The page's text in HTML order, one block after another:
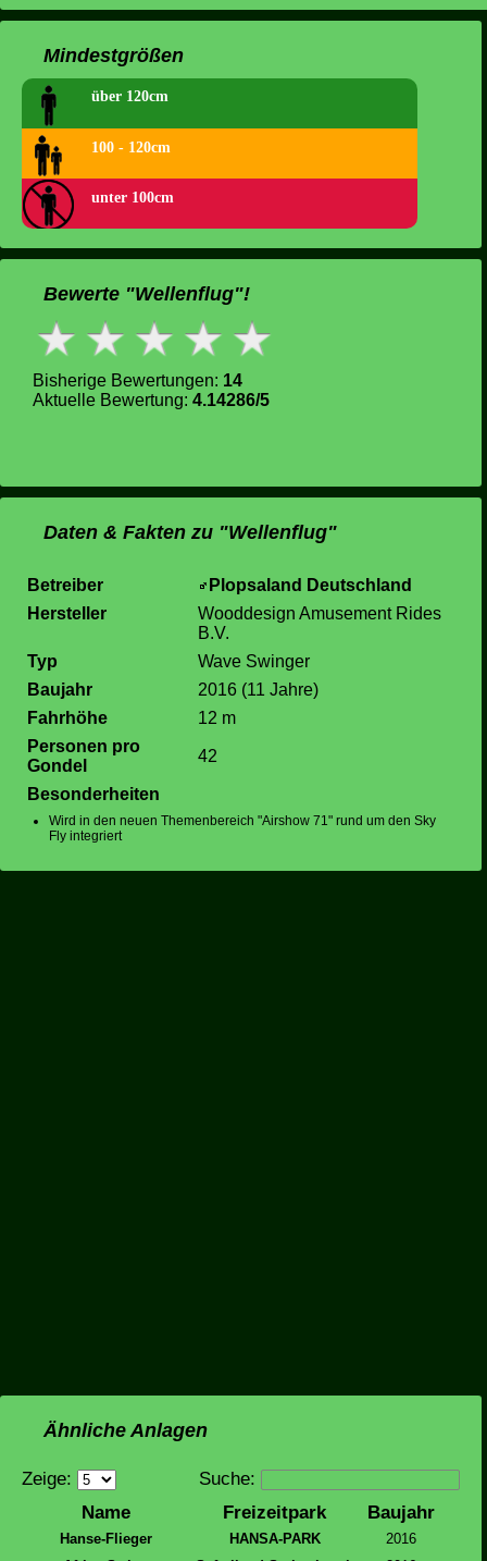
Mindestgrößen
über 120cm
100 - 120cm
unter 100cm
Bewerte "Wellenflug"!
Bisherige Bewertungen: 14
Aktuelle Bewertung: 4.14286/5
Daten & Fakten zu "Wellenflug"
Betreiber
Plopsaland Deutschland
Hersteller
Wooddesign Amusement Rides
B.V.
Typ
Wave Swinger
Baujahr
2016 (11 Jahre)
Fahrhöhe
12 m
Personen pro
Gondel
42
Besonderheiten
Wird in den neuen Themenbereich "Airshow 71" rund um den Sky
Fly integriert
Ähnliche Anlagen
Suche:
Zeige:
Name
Freizeitpark Baujahr
Hanse-Flieger HANSA-PARK
2016